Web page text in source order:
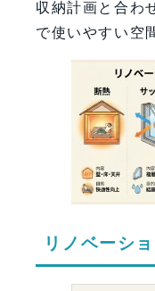
収納計画と合わ
で使いやすい空
リノベーシ